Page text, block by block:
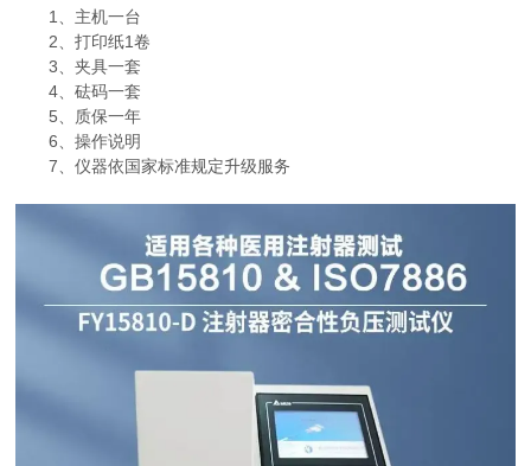
1、主机一台
2、打印纸1卷
3、夹具一套
4、砝码一套
5、质保一年
6、操作说明
7、仪器依国家标准规定升级服务